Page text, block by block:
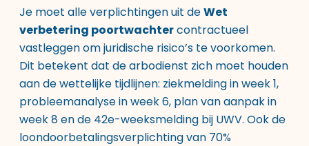
Je moet alle verplichtingen uit deWet
verbetering poortwachtercontractueel
vastleggen om juridische risico’s te voorkomen.
Dit betekent dat de arbodienst zich moet houden
aan de wettelijke tijdlijnen: ziekmelding in week 1,
probleemanalyse in week 6, plan van aanpak in
week 8 en de 42e-weeksmelding bij UWV. Ook de
loondoorbetalingsverplichting van 70%